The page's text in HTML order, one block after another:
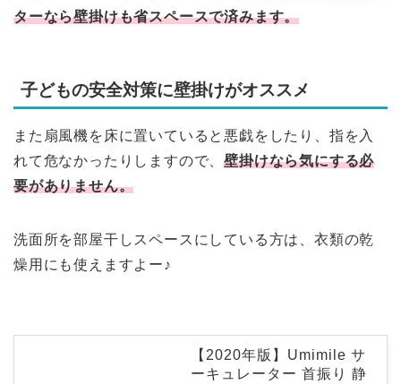
ターなら壁掛けも省スペースで済みます。
子どもの安全対策に壁掛けがオススメ
また扇風機を床に置いていると悪戯をしたり、指を入
れて危なかったりしますので、壁掛けなら気にする必
要がありません。
洗面所を部屋干しスペースにしている方は、衣類の乾
燥用にも使えますよー♪
【2020年版】Umimile サ
ーキュレーター 首振り 静